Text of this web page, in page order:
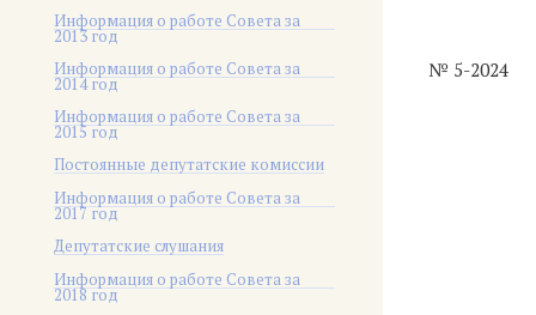
Информация о работе Совета за
2013 год
Информация о работе Совета за
2014 год
Информация о работе Совета за
2015 год
Постоянные депутатские комиссии
Информация о работе Совета за
2017 год
Депутатские слушания
Информация о работе Совета за
2018 год
№ 5-2024